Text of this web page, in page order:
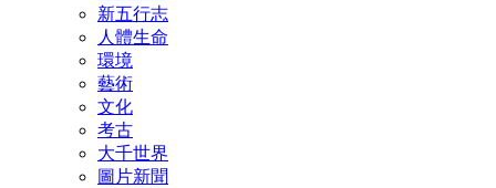
新五行志
人體生命
環境
藝術
文化
考古
大千世界
圖片新聞